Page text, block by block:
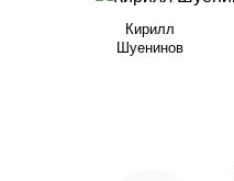
Кирилл
Шуенинов